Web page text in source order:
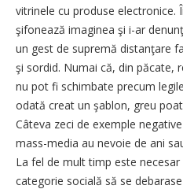
vitrinele cu produse electronice.
şifonează imaginea şi i-ar
un gest de supremă distanţare
şi sordid. Numai că, din păcate,
nu pot fi schimbate precum
odată creat un şablon, greu
Câteva zeci de exemple
mass-media au nevoie de ani
La fel de mult timp este
categorie socială să se